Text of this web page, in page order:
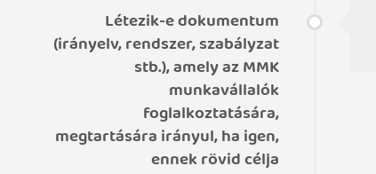
Létezik-e dokumentum
(irányelv, rendszer, szabályzat
stb.), amely az MMK
munkavállalók
foglalkoztatására,
megtartására irányul, ha igen,
ennek rövid célja